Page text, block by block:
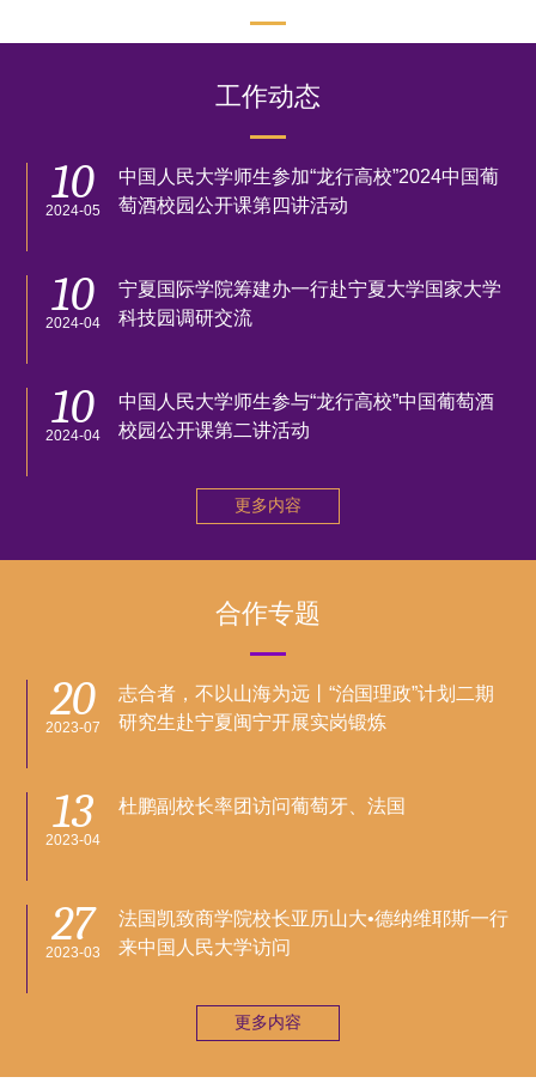
工作动态
10
2024-05
中国人民大学师生参加“龙行高校”2024中国葡
萄酒校园公开课第四讲活动
10
2024-04
宁夏国际学院筹建办一行赴宁夏大学国家大学
科技园调研交流
10
2024-04
中国人民大学师生参与“龙行高校”中国葡萄酒
校园公开课第二讲活动
更多内容
合作专题
20
2023-07
志合者，不以山海为远丨“治国理政”计划二期
研究生赴宁夏闽宁开展实岗锻炼
13
2023-04
杜鹏副校长率团访问葡萄牙、法国
27
2023-03
法国凯致商学院校长亚历山大•德纳维耶斯一行
来中国人民大学访问
更多内容